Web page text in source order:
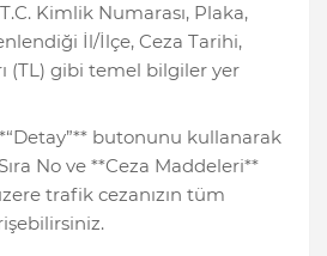
Kimlik Numarası, Plaka,
İl/İlçe, Ceza Tarihi,
(TL) gibi temel bilgiler yer
butonunu kullanarak
No ve **Ceza Maddeleri**
trafik cezanızın tüm